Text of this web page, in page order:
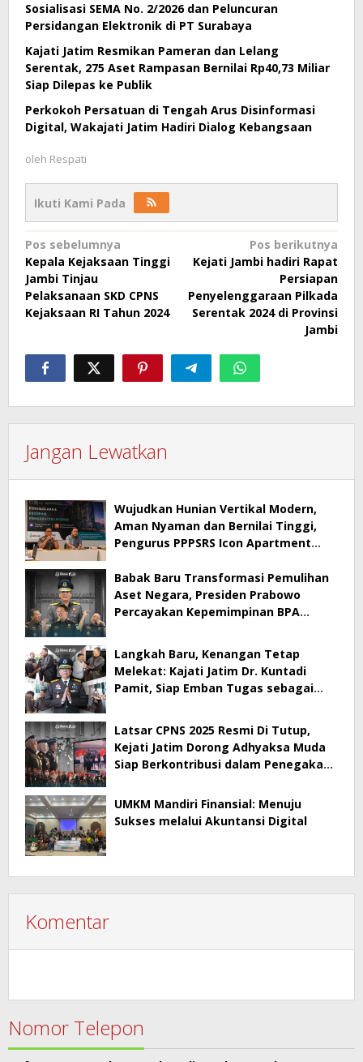
Sosialisasi SEMA No. 2/2026 dan Peluncuran
Persidangan Elektronik di PT Surabaya
Kajati Jatim Resmikan Pameran dan Lelang
Serentak, 275 Aset Rampasan Bernilai Rp40,73 Miliar
Siap Dilepas ke Publik
Perkokoh Persatuan di Tengah Arus Disinformasi
Digital, Wakajati Jatim Hadiri Dialog Kebangsaan
oleh Respati
Ikuti Kami Pada
Navigasi
pos
Pos sebelumnya
Kepala Kejaksaan Tinggi
Jambi Tinjau
Pelaksanaan SKD CPNS
Kejaksaan RI Tahun 2024
Pos berikutnya
Kejati Jambi hadiri Rapat
Persiapan
Penyelenggaraan Pilkada
Serentak 2024 di Provinsi
Jambi
Jangan Lewatkan
Wujudkan Hunian Vertikal Modern,
Aman Nyaman dan Bernilai Tinggi,
Pengurus PPPSRS Icon Apartment
Apps
Babak Baru Transformasi Pemulihan
Aset Negara, Presiden Prabowo
Percayakan Kepemimpinan BPA
Langkah Baru, Kenangan Tetap
Melekat: Kajati Jatim Dr. Kuntadi
Pamit, Siap Emban Tugas sebagai
Latsar CPNS 2025 Resmi Di Tutup,
Kejati Jatim Dorong Adhyaksa Muda
Siap Berkontribusi dalam Penegakan
UMKM Mandiri Finansial: Menuju
Sukses melalui Akuntansi Digital
Komentar
Nomor Telepon